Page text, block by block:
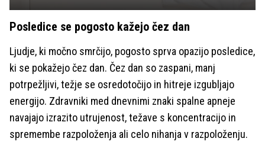
Posledice se pogosto kažejo čez dan
Ljudje, ki močno smrčijo, pogosto sprva opazijo posledice,
ki se pokažejo čez dan. Čez dan so zaspani, manj
potrpežljivi, težje se osredotočijo in hitreje izgubljajo
energijo. Zdravniki med dnevnimi znaki spalne apneje
navajajo izrazito utrujenost, težave s koncentracijo in
spremembe razpoloženja ali celo nihanja v razpoloženju.